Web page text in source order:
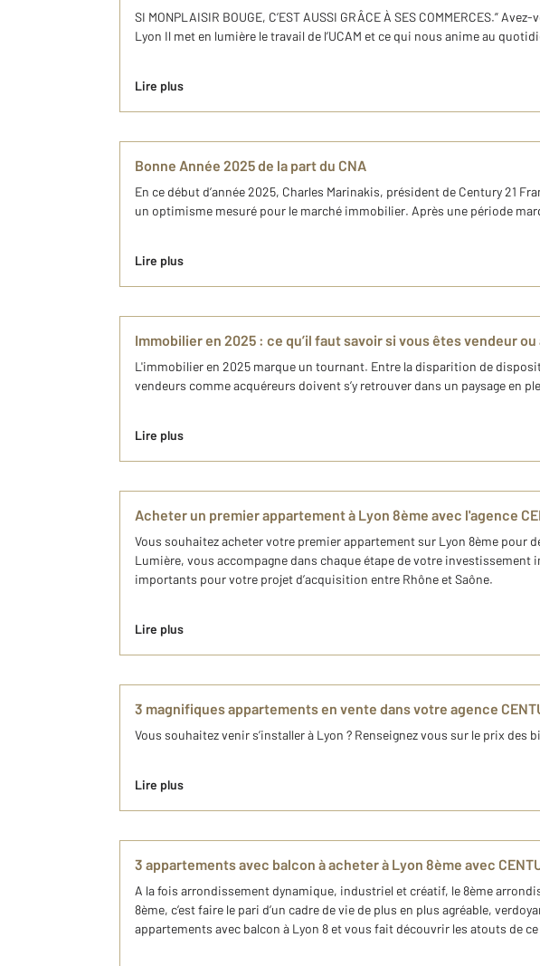
SI MONPLAISIR BOUGE, C’EST AUSSI GRÂCE À SES COMMERCES.”
Lyon Il met en lumière le travail de l’UCAM et ce qui nous anime au
Lire plus
Bonne Année 2025 de la part du CNA
En ce début d’année 2025, Charles Marinakis, président de Century 21
un optimisme mesuré pour le marché immobilier. Après une période
Lire plus
Immobilier en 2025 : ce qu’il faut savoir si vous êtes vendeur
L'immobilier en 2025 marque un tournant. Entre la disparition de
vendeurs comme acquéreurs doivent s’y retrouver dans un paysage en
Lire plus
Acheter un premier appartement à Lyon 8ème avec l'agence
Vous souhaitez acheter votre premier appartement sur Lyon 8ème pour
Lumière, vous accompagne dans chaque étape de votre
importants pour votre projet d’acquisition entre Rhône et Saône.
Lire plus
3 magnifiques appartements en vente dans votre agence
Vous souhaitez venir s’installer à Lyon ? Renseignez vous sur le prix
Lire plus
3 appartements avec balcon à acheter à Lyon 8ème avec
A la fois arrondissement dynamique, industriel et créatif, le 8ème
8ème, c’est faire le pari d’un cadre de vie de plus en plus agréable,
appartements avec balcon à Lyon 8 et vous fait découvrir les atouts de